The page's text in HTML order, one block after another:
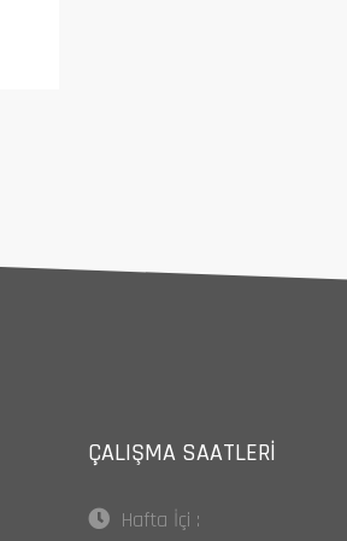
ÇALIŞMA SAATLERI
Hafta İçi :